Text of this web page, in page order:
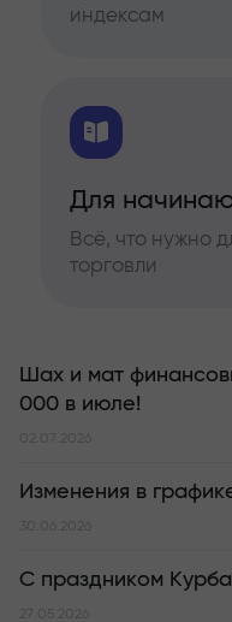
индексам
Для
Всё, что нужно
торговли
Шах и мат
000 в июле!
02.07.2026
Изменения в
30.06.2026
С праздником
27.05.2026